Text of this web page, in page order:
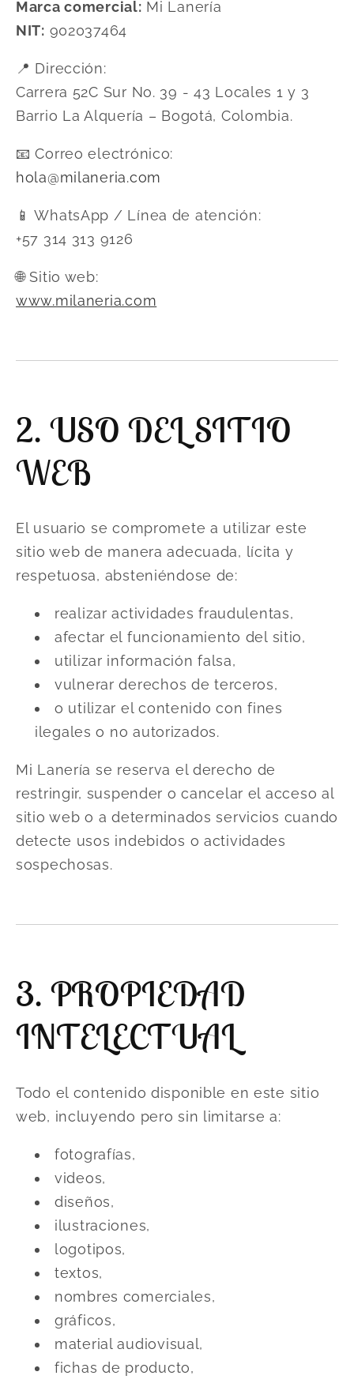
Marca comercial: Mi Lanería
NIT: 902037464
📍 Dirección:
Carrera 52C Sur No. 39 - 43 Locales 1 y 3
Barrio La Alquería – Bogotá, Colombia.
📧 Correo electrónico:
hola@milaneria.com
📱 WhatsApp / Línea de atención:
+57 314 313 9126
🌐 Sitio web:
www.milaneria.com
2. USO DEL SITIO
WEB
El usuario se compromete a utilizar este
sitio web de manera adecuada, lícita y
respetuosa, absteniéndose de:
realizar actividades fraudulentas,
afectar el funcionamiento del sitio,
utilizar información falsa,
vulnerar derechos de terceros,
o utilizar el contenido con fines
ilegales o no autorizados.
Mi Lanería se reserva el derecho de
restringir, suspender o cancelar el acceso al
sitio web o a determinados servicios cuando
detecte usos indebidos o actividades
sospechosas.
3. PROPIEDAD
INTELECTUAL
Todo el contenido disponible en este sitio
web, incluyendo pero sin limitarse a:
fotografías,
videos,
diseños,
ilustraciones,
logotipos,
textos,
nombres comerciales,
gráficos,
material audiovisual,
fichas de producto,